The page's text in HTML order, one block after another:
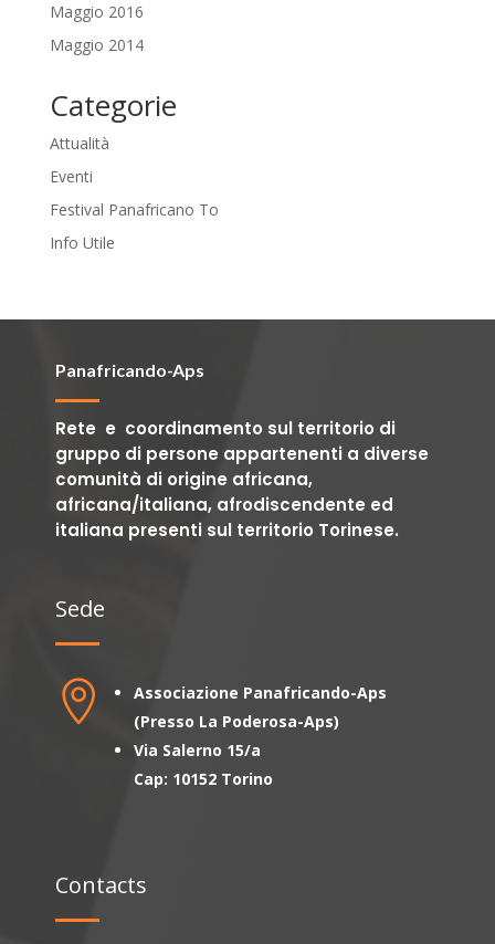
Maggio 2016
Maggio 2014
Categorie
Attualità
Eventi
Festival Panafricano To
Info Utile
Panafricando-Aps
Rete e coordinamento sul territorio di
gruppo di persone appartenenti a diverse
comunità di origine africana,
africana/italiana, afrodiscendente ed
italiana presenti sul territorio Torinese.
Sede

Associazione Panafricando-Aps
(Presso La Poderosa-Aps)
Via Salerno 15/a
Cap: 10152 Torino
Contacts